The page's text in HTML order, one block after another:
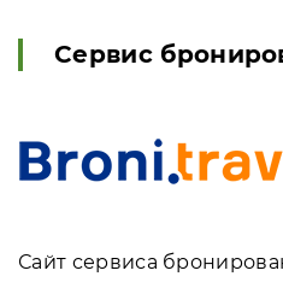
Сервис
Сайт сервиса